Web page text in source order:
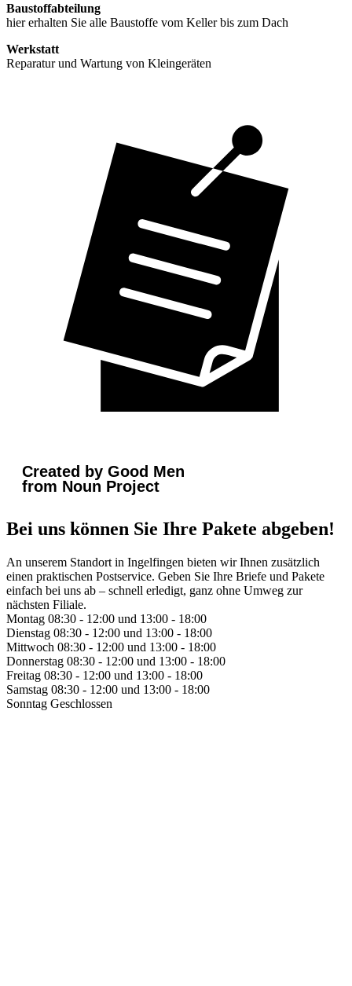
Baustoffabteilung
hier erhalten Sie alle Baustoffe vom Keller bis zum Dach
Werkstatt
Reparatur und Wartung von Kleingeräten
Created by Good Men
from Noun Project
Bei uns können Sie Ihre Pakete abgeben!
An unserem Standort in Ingelfingen bieten wir Ihnen zusätzlich
einen praktischen Postservice. Geben Sie Ihre Briefe und Pakete
einfach bei uns ab – schnell erledigt, ganz ohne Umweg zur
nächsten Filiale.
Montag 08:30 - 12:00 und 13:00 - 18:00
Dienstag 08:30 - 12:00 und 13:00 - 18:00
Mittwoch 08:30 - 12:00 und 13:00 - 18:00
Donnerstag 08:30 - 12:00 und 13:00 - 18:00
Freitag 08:30 - 12:00 und 13:00 - 18:00
Samstag 08:30 - 12:00 und 13:00 - 18:00
Sonntag Geschlossen